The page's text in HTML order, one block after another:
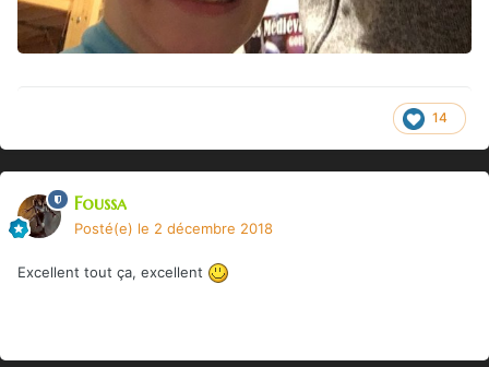
14
Foussa
Posté(e) le 2 décembre 2018
Excellent tout ça, excellent